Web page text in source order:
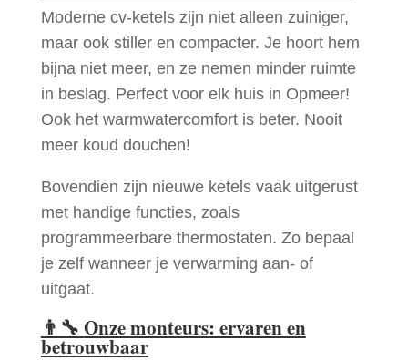
Moderne cv-ketels zijn niet alleen zuiniger,
maar ook stiller en compacter. Je hoort hem
bijna niet meer, en ze nemen minder ruimte
in beslag. Perfect voor elk huis in Opmeer!
Ook het warmwatercomfort is beter. Nooit
meer koud douchen!
Bovendien zijn nieuwe ketels vaak uitgerust
met handige functies, zoals
programmeerbare thermostaten. Zo bepaal
je zelf wanneer je verwarming aan- of
uitgaat.
👨‍🔧 Onze monteurs: ervaren en
betrouwbaar